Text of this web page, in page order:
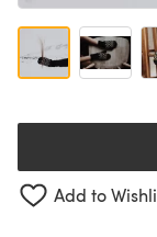
Add to